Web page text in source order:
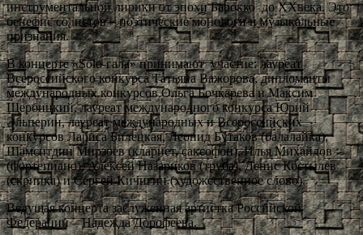
инструментальной лирики от эпохи Барокко до XXвека. Это
бенефис солистов – поэтические монологи и музыкальные
признания.
В концерте «Solo-гала» принимают участие: лауреат
Всероссийского конкурса Татьяна Важорова, дипломанты
международных конкурсов Ольга Бочкарева и Максим
Щербицкий, лауреат международного конкурса Юрий
Эльперин, лауреат международных и Всероссийских
конкурсов Лариса Билецкая, Леонид Бутаков (балалайка),
Шамситдин Мирзоев (кларнет, саксофон), Илья Михайлов
(фортепиано), Алексей Назариков (труба), Денис Костылев
(скрипка) и Сергей Кичигин (художественное слово).
Ведущая концерта заслуженная артистка Российской
Федерации – Надежда Дорофеева.